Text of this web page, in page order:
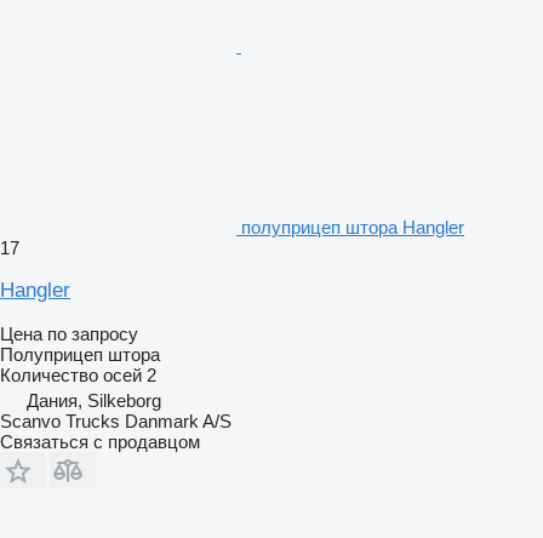
полуприцеп штора Hangler
17
Hangler
Цена по запросу
Полуприцеп штора
Количество осей 2
Дания, Silkeborg
Scanvo Trucks Danmark A/S
Связаться с продавцом